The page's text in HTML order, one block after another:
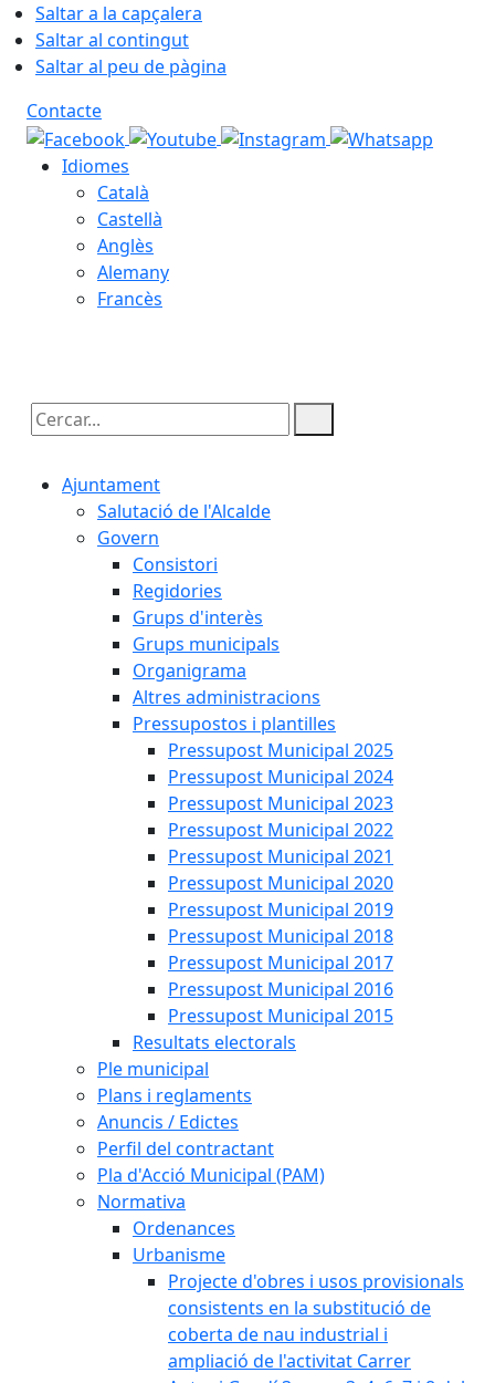
Saltar a la capçalera
Saltar al contingut
Saltar al peu de pàgina
Contacte
Idiomes
Català
Castellà
Anglès
Alemany
Francès
Cercar:
Ajuntament
Salutació de l'Alcalde
Govern
Consistori
Regidories
Grups d'interès
Grups municipals
Organigrama
Altres administracions
Pressupostos i plantilles
Pressupost Municipal 2025
Pressupost Municipal 2024
Pressupost Municipal 2023
Pressupost Municipal 2022
Pressupost Municipal 2021
Pressupost Municipal 2020
Pressupost Municipal 2019
Pressupost Municipal 2018
Pressupost Municipal 2017
Pressupost Municipal 2016
Pressupost Municipal 2015
Resultats electorals
Ple municipal
Plans i reglaments
Anuncis / Edictes
Perfil del contractant
Pla d'Acció Municipal (PAM)
Normativa
Ordenances
Urbanisme
Projecte d'obres i usos provisionals
consistents en la substitució de
coberta de nau industrial i
ampliació de l'activitat Carrer